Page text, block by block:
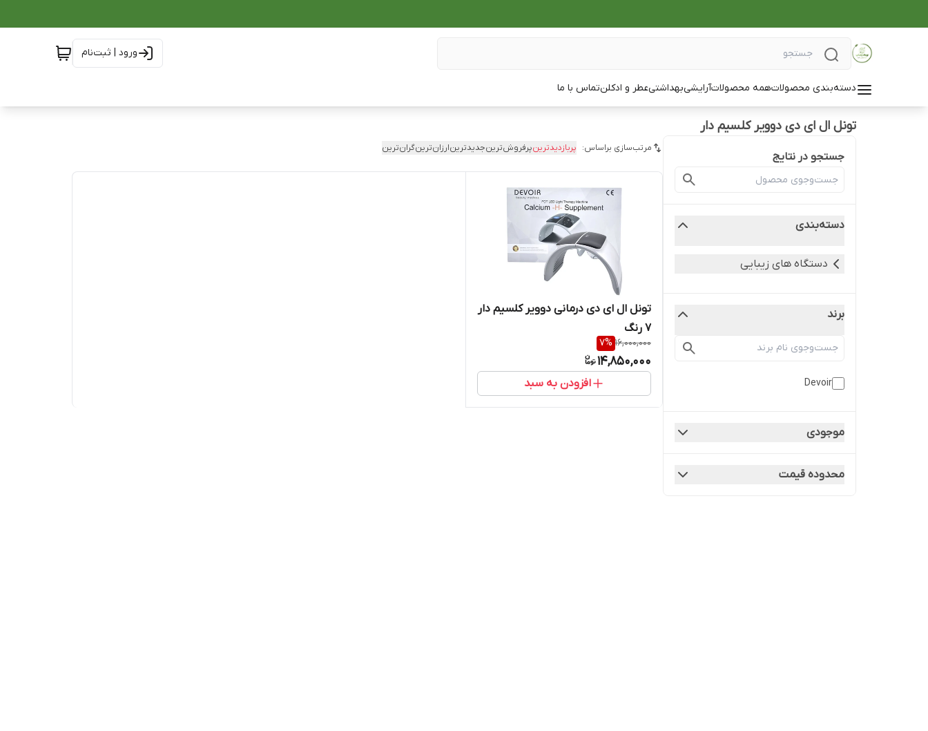
ورود | ثبت‌نام
دسته‌بندی محصولاتهمه محصولاتآرایشیبهداشتیعطر و ادکلنتماس با ما
تونل ال ای دی دوویر کلسیم دار
جستجو در نتایج
دسته‌بندی
دستگاه های زیبایی
برند
Devoir
موجودی
محدوده قیمت
مرتب‌سازی براساس: پربازدیدترینپرفروش‌ترینجدیدترینارزان‌ترینگران‌ترین
تونل ال ای دی درمانی دوویر کلسیم دار
7 رنگ
16,000,000
7%
14,850,000
افزودن به سبد